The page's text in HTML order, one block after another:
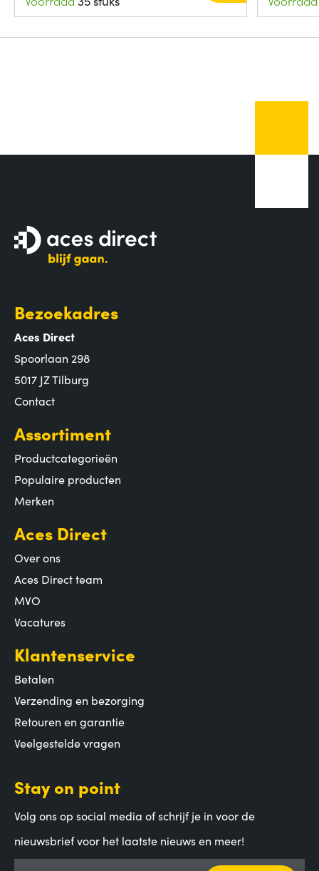
Bezoekadres
Aces Direct
Spoorlaan 298
5017 JZ Tilburg
Contact
Assortiment
Productcategorieën
Populaire producten
Merken
Aces Direct
Over ons
Aces Direct team
MVO
Vacatures
Klantenservice
Betalen
Verzending en bezorging
Retouren en garantie
Veelgestelde vragen
Stay on point
Volg ons op social media of schrijf je in voor de
nieuwsbrief voor het laatste nieuws en meer!